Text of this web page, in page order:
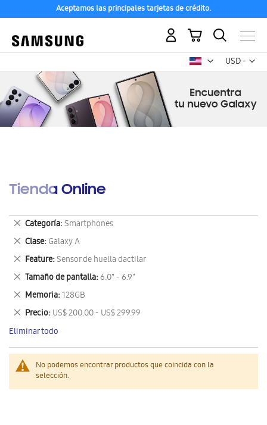
Aceptamos las principales tarjetas de crédito.
USD -
dólar
Mi carrito
Tienda Online
No podemos encontrar productos que coincida con la
selección.
Categoría Smartphones
Eliminar
este
artículo
Clase Galaxy A
Eliminar
este
artículo
Feature Sensor de huella dactilar
Eliminar
este
artículo
Tamaño de pantalla 6.0" - 6.9"
Eliminar
este
artículo
Memoria 128GB
Eliminar
este
artículo
Precio US$ 200.00 - US$ 299.99
Eliminar
este
artículo
Eliminar todo